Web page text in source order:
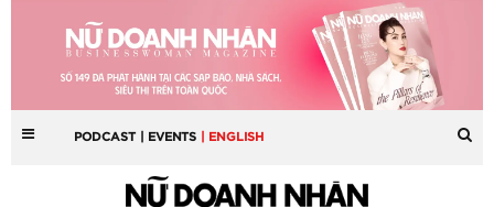
PODCAST | EVENTS | ENGLISH